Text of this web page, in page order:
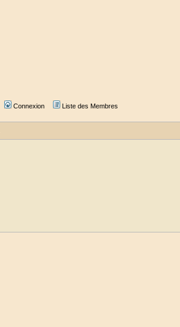
Connexion Liste des Membres